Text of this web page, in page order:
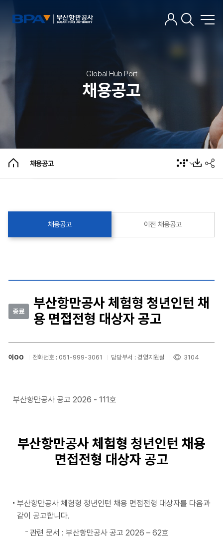
Global Hub Port
채용공고
채용공고이전 채용공고
채용공고 이전 채용공고
종료
부산항만공사 체험형 청년인턴 채
용 면접전형 대상자 공고
이OO 전화번호 : 051-999-3061 담당부서 : 경영지원실 3104
부산항만공사 공고 2026 - 111호
부산항만공사 체험형 청년인턴 채용
면접전형 대상자 공고
부산항만공사 체험형 청년인턴 채용 면접전형 대상자를 다음과
같이 공고합니다.
관련 문서 : 부산항만공사 공고 2026 – 62호